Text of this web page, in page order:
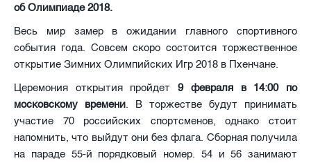
об Олимпиаде 2018.
Весь мир замер в ожидании главного спортивного
события года. Совсем скоро состоится торжественное
открытие Зимних Олимпийских Игр 2018 в Пхенчане.
Церемония открытия пройдет9 февраля в 14:00 по
московскому времени. В торжестве будут принимать
участие 70 российских спортсменов, однако стоит
напомнить, что выйдут они без флага. Сборная получила
на параде 55-й порядковый номер. 54 и 56 занимают